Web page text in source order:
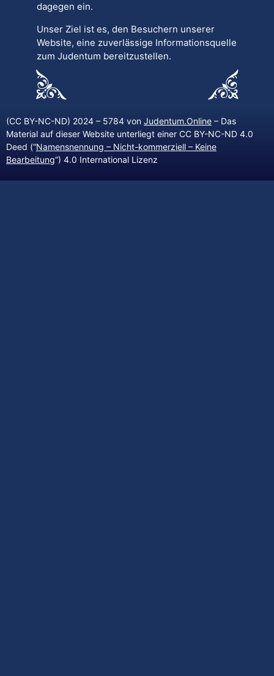
dagegen ein.
Unser Ziel ist es, den Besuchern unserer
Website, eine zuverlässige Informationsquelle
zum Judentum bereitzustellen.
(CC BY-NC-ND) 2024 – 5784 von Judentum.Online – Das
Material auf dieser Website unterliegt einer CC BY-NC-ND 4.0
Deed (“Namensnennung – Nicht-kommerziell – Keine
Bearbeitung“) 4.0 International Lizenz